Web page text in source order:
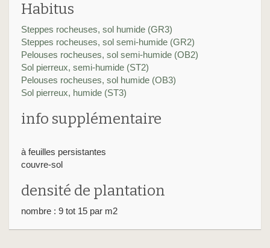
Habitus
Steppes rocheuses, sol humide (GR3)
Steppes rocheuses, sol semi-humide (GR2)
Pelouses rocheuses, sol semi-humide (OB2)
Sol pierreux, semi-humide (ST2)
Pelouses rocheuses, sol humide (OB3)
Sol pierreux, humide (ST3)
info supplémentaire
à feuilles persistantes
couvre-sol
densité de plantation
nombre : 9 tot 15 par m2